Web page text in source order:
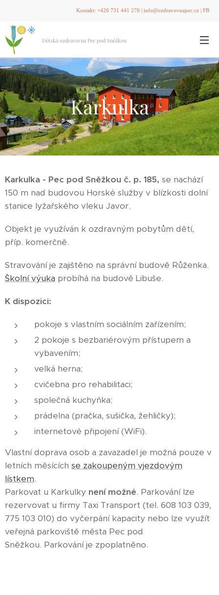
Kontakt: +420 731 441 276 | info@ozdravovnapec.cz | FB
Dětská ozdravovna Pec pod Sněžkou
Karkulka
Karkulka - Pec pod Sněžkou č. p. 185, se nachází
150 m nad budovou Horské služby v blízkosti dolní
stanice lyžařského vleku Javor.
Objekt je využíván k ozdravným pobytům dětí,
příp. komerčně.
Stravování je zajištěno na správní budově Růženka.
Školní výuka probíhá na budově Libuše.
K dispozici:
pokoje s vlastním sociálním zařízením;
2 pokoje s bezbariérovým přístupem a
vybavením;
velká herna;
cvičebna pro rehabilitaci;
společná kuchyňka;
prádelna (pračka, sušička, žehličky);
internetové připojení (WiFi).
Vlastní doprava osob a zavazadel je možná pouze v
letních měsících se zakoupeným vjezdovým
lístkem.
Parkovat u Karkulky není možné. Parkování lze
rezervovat u firmy Taxi Transport (tel. 608 103 039,
775 103 010) do vyčerpání kapacity nebo lze využít
veřejná parkoviště města Pec pod
Sněžkou. Parkování je zpoplatněno.